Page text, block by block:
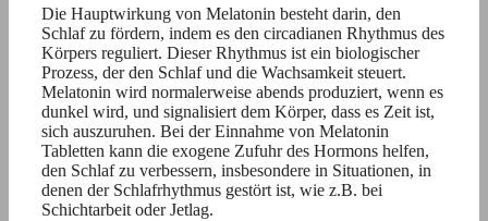
Die Hauptwirkung von Melatonin besteht darin, den
Schlaf zu fördern, indem es den circadianen Rhythmus des
Körpers reguliert. Dieser Rhythmus ist ein biologischer
Prozess, der den Schlaf und die Wachsamkeit steuert.
Melatonin wird normalerweise abends produziert, wenn es
dunkel wird, und signalisiert dem Körper, dass es Zeit ist,
sich auszuruhen. Bei der Einnahme von Melatonin
Tabletten kann die exogene Zufuhr des Hormons helfen,
den Schlaf zu verbessern, insbesondere in Situationen, in
denen der Schlafrhythmus gestört ist, wie z.B. bei
Schichtarbeit oder Jetlag.